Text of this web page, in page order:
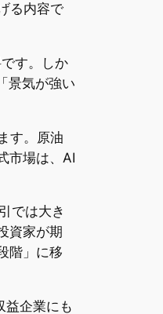
る内容で
す。しか
景気が強い
す。原油
市場は、AI
では大き
資家が期
階」に移
益企業にも